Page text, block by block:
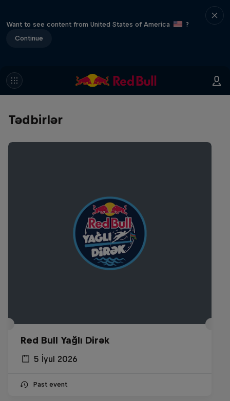
Want to see content from United States of America
?
Continue
Tədbirlər
Red Bull Yağlı Dirək
5 İyul 2026
Past event